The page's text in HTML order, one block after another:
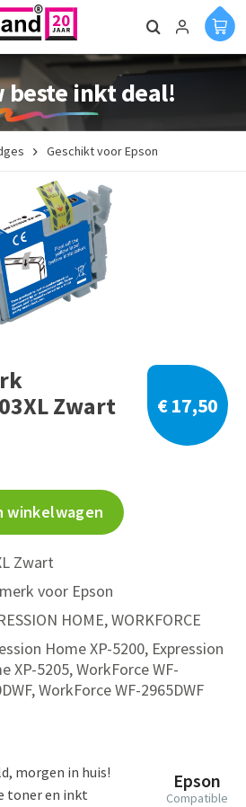
beste inkt deal!
Geschikt voor Epson
Zwart
€ 17,50
winkelwagen
Zwart
voor Epson
HOME, WORKFORCE
Home XP-5200, Expression
XP-5205, WorkForce WF-
WorkForce WF-2965DWF
Epson
Compatible
morgen in huis!
toner en inkt